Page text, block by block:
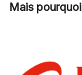
Mais